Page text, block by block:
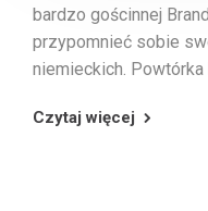
bardzo gościnnej
przypomnieć sobie
niemieckich. Powtórka
Czytaj więcej